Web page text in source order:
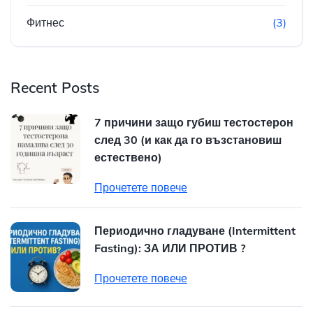
Фитнес (3)
Recent Posts
7 причини защо губиш тестостерон
след 30 (и как да го възстановиш
естествено)
Прочетете повече
Периодично гладуване (Intermittent
Fasting): ЗА ИЛИ ПРОТИВ ?
Прочетете повече